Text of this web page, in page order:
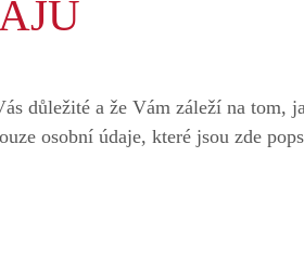
důležité a že Vám záleží na tom,
osobní údaje, které jsou zde